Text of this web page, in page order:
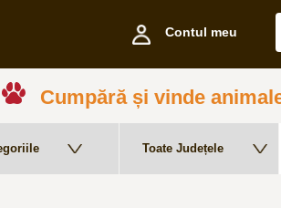
Contul meu
Cumpără și vinde